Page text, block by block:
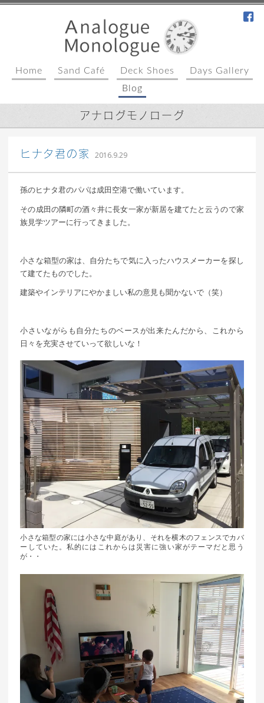
Home Sand Café Deck Shoes
Days Gallery
Blog
アナログモノローグ
ヒナタ君の家 2016.9.29込山 敏郎
孫のヒナタ君のパパは成田空港で働いています。
その成田の隣町の酒々井に長女一家が新居を建てたと云うので家
族見学ツアーに行ってきました。
小さな箱型の家は、自分たちで気に入ったハウスメーカーを探し
て建てたものでした。
建築やインテリアにやかましい私の意見も聞かないで（笑）
小さいながらも自分たちのベースが出来たんだから、これから
日々を充実させていって欲しいな！
小さな箱型の家には小さな中庭があり、それを横木のフェンスでカバ
ーしていた。私的にはこれからは災害に強い家がテーマだと思う
が・・